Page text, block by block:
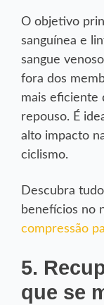
O objetivo
sanguínea e
sangue
fora dos
mais eficiente
repouso. É
alto impacto
ciclismo.
Descubra
benefícios no
compressão
5.
que se